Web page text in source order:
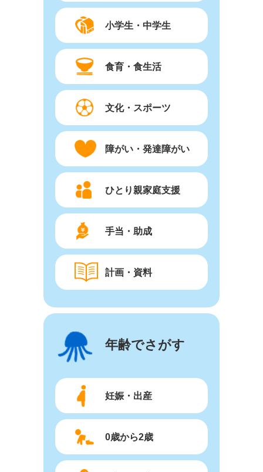
小学生・中学生
食育・食生活
文化・スポーツ
障がい・発達障がい
ひとり親家庭支援
手当・助成
計画・資料
年齢でさがす
妊娠・出産
0歳から2歳